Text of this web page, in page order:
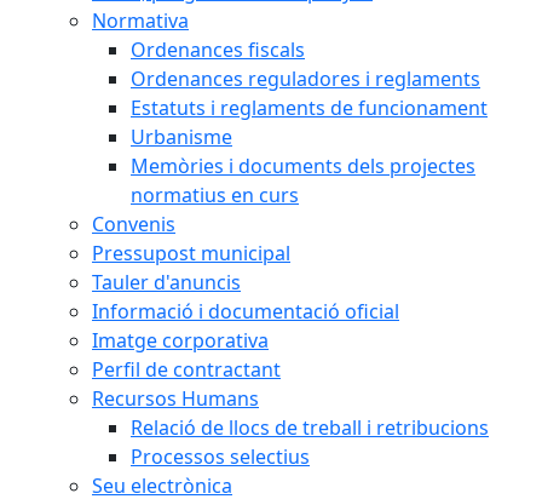
Normativa
Ordenances fiscals
Ordenances reguladores i reglaments
Estatuts i reglaments de funcionament
Urbanisme
Memòries i documents dels projectes
normatius en curs
Convenis
Pressupost municipal
Tauler d'anuncis
Informació i documentació oficial
Imatge corporativa
Perfil de contractant
Recursos Humans
Relació de llocs de treball i retribucions
Processos selectius
Seu electrònica